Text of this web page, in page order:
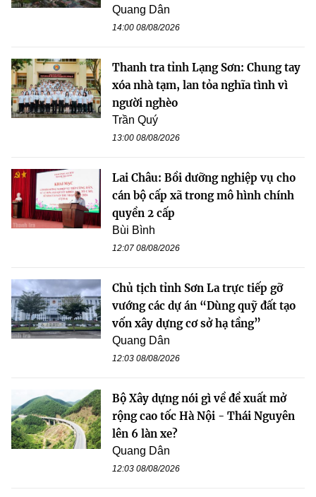
Quang Dân
14:00 08/08/2026
Thanh tra tỉnh Lạng Sơn: Chung tay
xóa nhà tạm, lan tỏa nghĩa tình vì
người nghèo
Trần Quý
13:00 08/08/2026
Lai Châu: Bồi dưỡng nghiệp vụ cho
cán bộ cấp xã trong mô hình chính
quyền 2 cấp
Bùi Bình
12:07 08/08/2026
Chủ tịch tỉnh Sơn La trực tiếp gỡ
vướng các dự án “Dùng quỹ đất tạo
vốn xây dựng cơ sở hạ tầng”
Quang Dân
12:03 08/08/2026
Bộ Xây dựng nói gì về đề xuất mở
rộng cao tốc Hà Nội - Thái Nguyên
lên 6 làn xe?
Quang Dân
12:03 08/08/2026